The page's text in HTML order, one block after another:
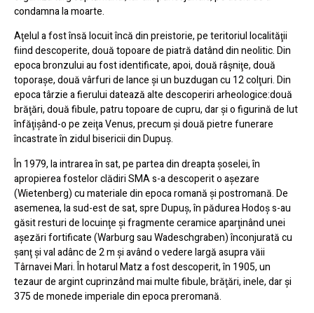
condamna la moarte.
Aţelul a fost însă locuit încă din preistorie, pe teritoriul localităţii
fiind descoperite, două topoare de piatră datând din neolitic. Din
epoca bronzului au fost identificate, apoi, două râşniţe, două
toporaşe, două vârfuri de lance şi un buzdugan cu 12 colţuri. Din
epoca târzie a fierului datează alte descoperiri arheologice:două
brăţări, două fibule, patru topoare de cupru, dar şi o figurină de lut
înfăţişând-o pe zeiţa Venus, precum şi două pietre funerare
încastrate în zidul bisericii din Dupuş.
În 1979, la intrarea în sat, pe partea din dreapta şoselei, în
apropierea fostelor clădiri SMA s-a descoperit o aşezare
(Wietenberg) cu materiale din epoca romană şi postromană. De
asemenea, la sud-est de sat, spre Dupuş, în pădurea Hodoş s-au
găsit resturi de locuinţe şi fragmente ceramice aparţinând unei
aşezări fortificate (Warburg sau Wadeschgraben) înconjurată cu
şanţ şi val adânc de 2 m şi având o vedere largă asupra văii
Târnavei Mari. În hotarul Matz a fost descoperit, în 1905, un
tezaur de argint cuprinzând mai multe fibule, brăţări, inele, dar şi
375 de monede imperiale din epoca preromană.